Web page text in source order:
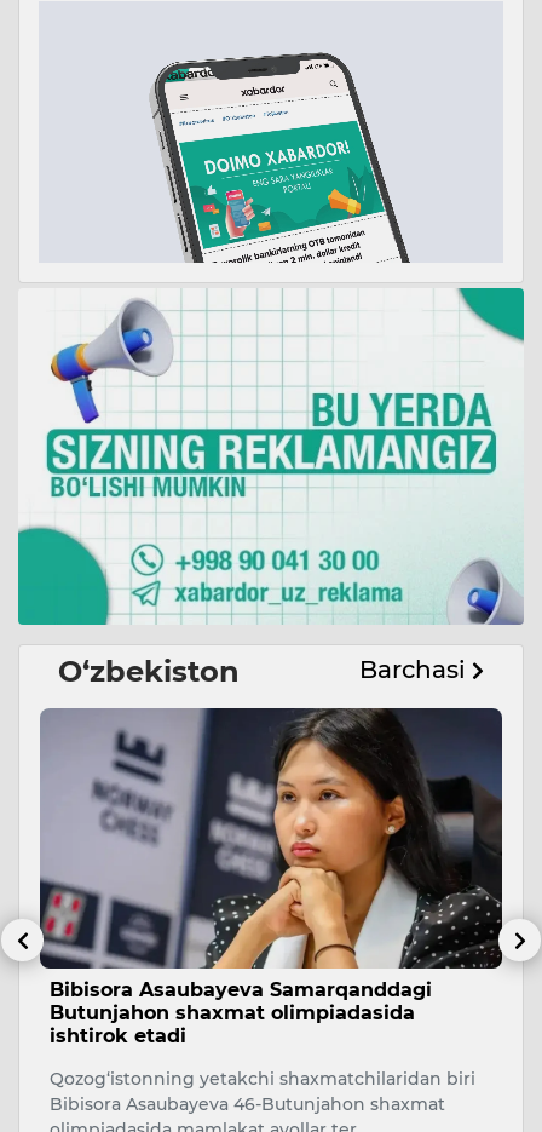
O‘zbekiston Barchasi
Bibisora Asaubayeva Samarqanddagi
Butunjahon shaxmat olimpiadasida
ishtirok etadi
Qozog‘istonning yetakchi shaxmatchilaridan biri
Bibisora Asaubayeva 46-Butunjahon shaxmat